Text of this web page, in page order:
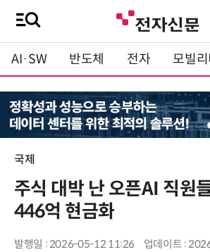
AI·SW 반도체 전자 모빌리
국제
주식 대박 난 오픈AI 직원
446억 현금화
발행일 : 2026-05-12 11:26 업데이트 :